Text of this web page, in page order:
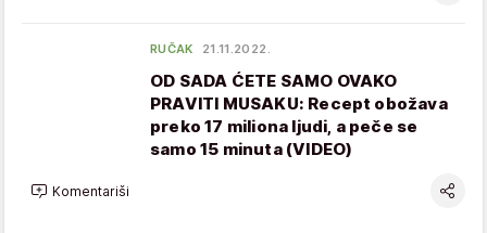
RUČAK 21.11.2022.
OD SADA ĆETE SAMO OVAKO
PRAVITI MUSAKU: Recept obožava
preko 17 miliona ljudi, a peče se
samo 15 minuta (VIDEO)
Komentariši